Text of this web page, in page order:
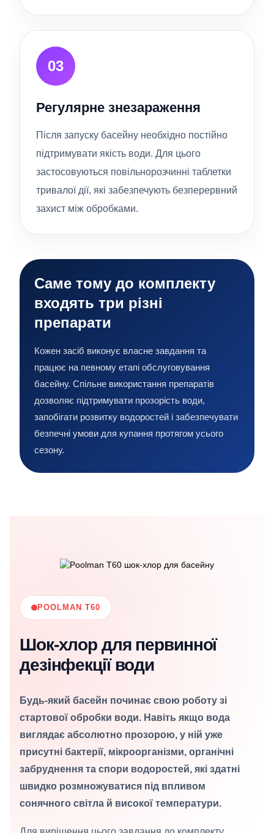
03
Регулярне знезараження
Після запуску басейну необхідно постійно
підтримувати якість води. Для цього
застосовуються повільнорозчинні таблетки
тривалої дії, які забезпечують безперервний
захист між обробками.
Саме тому до комплекту
входять три різні
препарати
Кожен засіб виконує власне завдання та
працює на певному етапі обслуговування
басейну. Спільне використання препаратів
дозволяє підтримувати прозорість води,
запобігати розвитку водоростей і забезпечувати
безпечні умови для купання протягом усього
сезону.
POOLMAN T60
Шок-хлор для первинної
дезінфекції води
Будь-який басейн починає свою роботу зі
стартової обробки води. Навіть якщо вода
виглядає абсолютно прозорою, у ній уже
присутні бактерії, мікроорганізми, органічні
забруднення та спори водоростей, які здатні
швидко розмножуватися під впливом
сонячного світла й високої температури.